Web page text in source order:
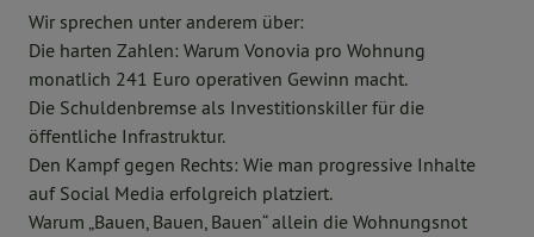
Wir sprechen unter anderem über:
Die harten Zahlen: Warum Vonovia pro Wohnung
monatlich 241 Euro operativen Gewinn macht.
Die Schuldenbremse als Investitionskiller für die
öffentliche Infrastruktur.
Den Kampf gegen Rechts: Wie man progressive Inhalte
auf Social Media erfolgreich platziert.
Warum „Bauen, Bauen, Bauen“ allein die Wohnungsnot